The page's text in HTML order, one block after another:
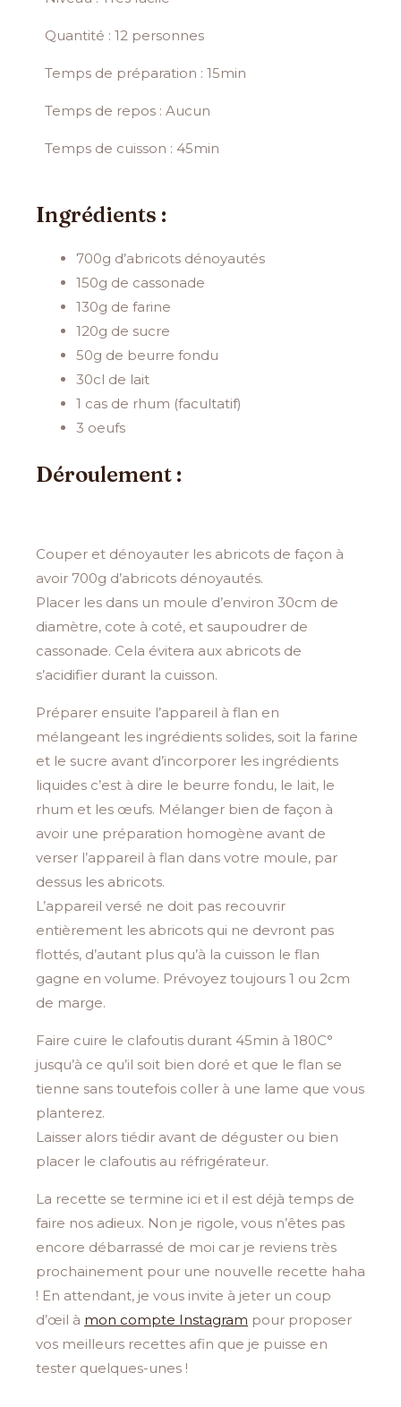
Quantité : 12 personnes
Temps de préparation : 15min
Temps de repos : Aucun
Temps de cuisson : 45min
Ingrédients :
700g d’abricots dénoyautés
150g de cassonade
130g de farine
120g de sucre
50g de beurre fondu
30cl de lait
1 cas de rhum (facultatif)
3 oeufs
Déroulement :
Couper et dénoyauter les abricots de façon à
avoir 700g d’abricots dénoyautés.
Placer les dans un moule d’environ 30cm de
diamètre, cote à coté, et saupoudrer de
cassonade. Cela évitera aux abricots de
s’acidifier durant la cuisson.
Préparer ensuite l’appareil à flan en
mélangeant les ingrédients solides, soit la farine
et le sucre avant d’incorporer les ingrédients
liquides c’est à dire le beurre fondu, le lait, le
rhum et les œufs. Mélanger bien de façon à
avoir une préparation homogène avant de
verser l’appareil à flan dans votre moule, par
dessus les abricots.
L’appareil versé ne doit pas recouvrir
entièrement les abricots qui ne devront pas
flottés, d’autant plus qu’à la cuisson le flan
gagne en volume. Prévoyez toujours 1 ou 2cm
de marge.
Faire cuire le clafoutis durant 45min à 180C°
jusqu’à ce qu’il soit bien doré et que le flan se
tienne sans toutefois coller à une lame que vous
planterez.
Laisser alors tiédir avant de déguster ou bien
placer le clafoutis au réfrigérateur.
La recette se termine ici et il est déjà temps de
faire nos adieux. Non je rigole, vous n’êtes pas
encore débarrassé de moi car je reviens très
prochainement pour une nouvelle recette haha
! En attendant, je vous invite à jeter un coup
d’œil à mon compte Instagram pour proposer
vos meilleurs recettes afin que je puisse en
tester quelques-unes !